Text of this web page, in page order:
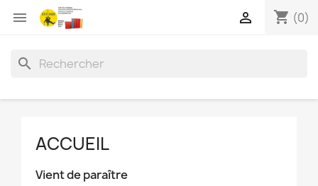
 shopping_cart (0)

search
ACCUEIL
Vient de paraître